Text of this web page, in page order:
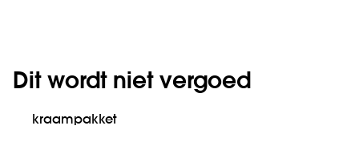
Dit wordt niet vergoed
kraampakket